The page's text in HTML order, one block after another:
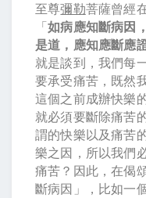
至尊彌勒菩薩曾經
「如病應知斷病因
是道，應知應斷應證
就是談到，我們每
要承受痛苦，既然
這個之前成辦快樂
就必須要斷除痛苦
謂的快樂以及痛苦
樂之因，所以我們
痛苦？因此，在偈
斷病因」，比如一